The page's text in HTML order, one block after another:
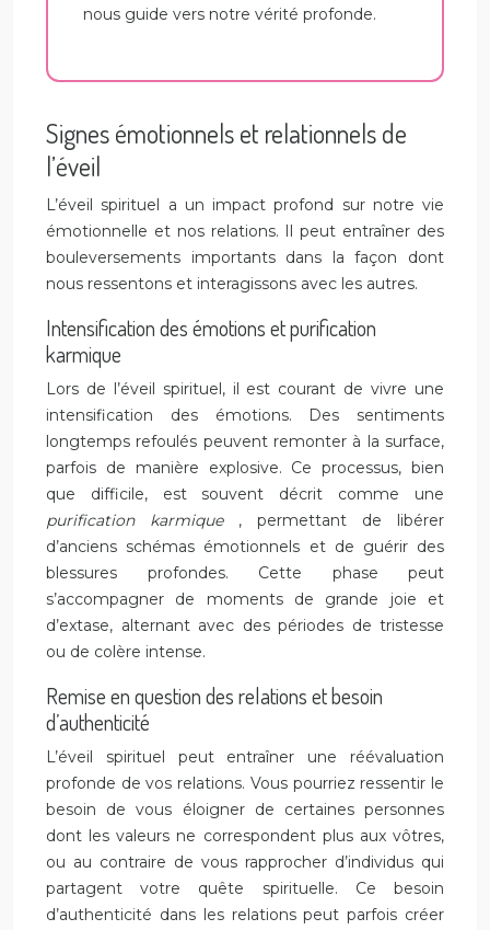
nous guide vers notre vérité profonde.
Signes émotionnels et relationnels de
l’éveil
L’éveil spirituel a un impact profond sur notre vie
émotionnelle et nos relations. Il peut entraîner des
bouleversements importants dans la façon dont
nous ressentons et interagissons avec les autres.
Intensification des émotions et purification
karmique
Lors de l’éveil spirituel, il est courant de vivre une
intensification des émotions. Des sentiments
longtemps refoulés peuvent remonter à la surface,
parfois de manière explosive. Ce processus, bien
que difficile, est souvent décrit comme une
purification karmique , permettant de libérer
d’anciens schémas émotionnels et de guérir des
blessures profondes. Cette phase peut
s’accompagner de moments de grande joie et
d’extase, alternant avec des périodes de tristesse
ou de colère intense.
Remise en question des relations et besoin
d’authenticité
L’éveil spirituel peut entraîner une réévaluation
profonde de vos relations. Vous pourriez ressentir le
besoin de vous éloigner de certaines personnes
dont les valeurs ne correspondent plus aux vôtres,
ou au contraire de vous rapprocher d’individus qui
partagent votre quête spirituelle. Ce besoin
d’authenticité dans les relations peut parfois créer